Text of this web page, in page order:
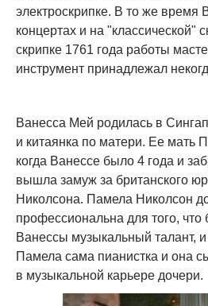
электроскрипке. В то же время
концертах и на "классической"
скрипке 1761 года работы
инструмент принадлежал
Ванесса Мей родилась в
и китаянка по матери. Ее мать
когда Ванессе было 4 года и
вышла замуж за британского
Николсона. Памела Николсон
профессиональна для того, что
Ванессы музыкальный талант,
Памела сама пианистка и она
в музыкальной карьере дочери.